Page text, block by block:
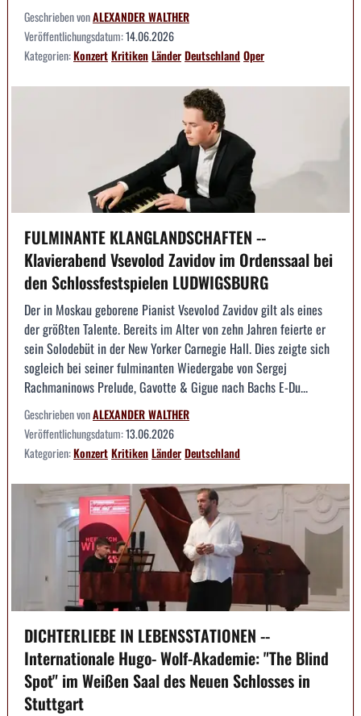
Geschrieben vonALEXANDER WALTHER
Veröffentlichungsdatum:14.06.2026
Kategorien:KonzertKritikenLänderDeutschlandOper
FULMINANTE KLANGLANDSCHAFTEN --
Klavierabend Vsevolod Zavidov im Ordenssaal bei
den Schlossfestspielen LUDWIGSBURG
Der in Moskau geborene Pianist Vsevolod Zavidov gilt als eines
der größten Talente. Bereits im Alter von zehn Jahren feierte er
sein Solodebüt in der New Yorker Carnegie Hall. Dies zeigte sich
sogleich bei seiner fulminanten Wiedergabe von Sergej
Rachmaninows Prelude, Gavotte & Gigue nach Bachs E-Du...
Geschrieben vonALEXANDER WALTHER
Veröffentlichungsdatum:13.06.2026
Kategorien:KonzertKritikenLänderDeutschland
DICHTERLIEBE IN LEBENSSTATIONEN --
Internationale Hugo- Wolf-Akademie: "The Blind
Spot" im Weißen Saal des Neuen Schlosses in
Stuttgart